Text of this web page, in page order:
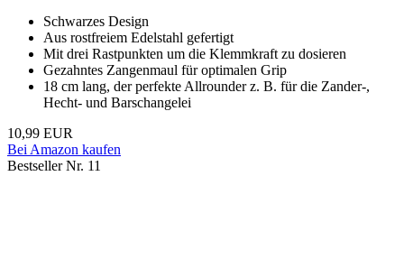
Schwarzes Design
Aus rostfreiem Edelstahl gefertigt
Mit drei Rastpunkten um die Klemmkraft zu dosieren
Gezahntes Zangenmaul für optimalen Grip
18 cm lang, der perfekte Allrounder z. B. für die Zander-,
Hecht- und Barschangelei
10,99 EUR
Bei Amazon kaufen
Bestseller Nr. 11